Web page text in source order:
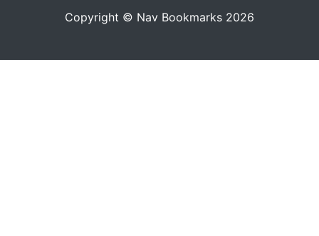
Copyright © Nav Bookmarks 2026